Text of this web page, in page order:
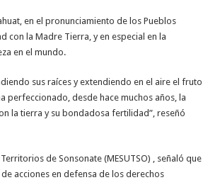
en el pronunciamiento de los Pueblos
con la Madre Tierra, y en especial en la
en el mundo.
sus raíces y extendiendo en el aire el fruto
perfeccionado, desde hace muchos años, la
la tierra y su bondadosa fertilidad”, reseñó
de Sonsonate (MESUTSO) , señaló que
acciones en defensa de los derechos